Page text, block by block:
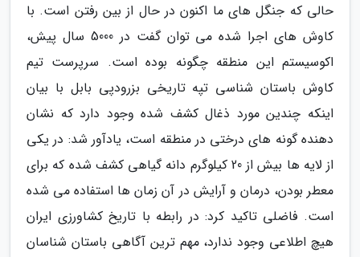
حالی که جنگل های ما اکنون در حال از بین رفتن است. با
کاوش های اجرا شده می توان گفت در 5000 سال پیش،
اکوسیستم این منطقه چگونه بوده است. سرپرست تیم
کاوش باستان شناسی تپه تاریخی بزرودپی بابل با بیان
اینکه چندین مورد ذغال کشف شده وجود دارد که نشان
دهنده گونه های درختی در منطقه است، یادآور شد: در یکی
از لایه ها بیش از 20 کیلوگرم دانه گیاهی کشف شده که برای
معطر بودن، درمان و آرایش در آن زمان ها استفاده می شده
است. فاضلی تاکید کرد: در رابطه با تاریخ کشاورزی ایران
هیچ اطلاعی وجود ندارد، مهم ترین آگاهی باستان شناسان